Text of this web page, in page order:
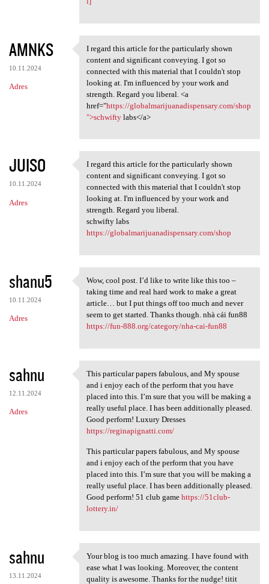
AMNKS
10.11.2024
Adres
I regard this article for the
I regard this article for the particularly shown
content and significant conveying. I got so
connected with this material that I couldn't stop
looking at. I'm influenced by your work and
strength. Regard you liberal. <a
href="https://globalmarijuanadispensary.com/shop
">schwiftylabs</a>
JUISO
10.11.2024
Adres
I regard this article for the
I regard this article for the particularly shown
content and significant conveying. I got so
connected with this material that I couldn't stop
looking at. I'm influenced by your work and
strength. Regard you liberal.
schwifty labs
https://globalmarijuanadispensary.com/shop
shanu5
10.11.2024
Adres
Wow, cool post. I’d like to
Wow, cool post. I’d like to write like this too –
taking time and real hard work to make a great
article… but I put things off too much and never
seem to get started. Thanks though. nhà cái fun88
https://fun-888.org/category/nha-cai-fun88
sahnu
12.11.2024
Adres
This particular papers
This particular papers fabulous, and My spouse
and i enjoy each of the perform that you have
placed into this. I’m sure that you will be making a
really useful place. I has been additionally pleased.
Good perform! Luxury Dresses
https://reginapignatti.com/
This particular papers fabulous, and My spouse
and i enjoy each of the perform that you have
placed into this. I’m sure that you will be making a
really useful place. I has been additionally pleased.
Good perform! 51 club game https://51club-
lottery.in/
sahnu
13.11.2024
Your blog is too much amazing
Your blog is too much amazing. I have found with
ease what I was looking. Moreover, the content
quality is awesome. Thanks for the nudge! titit